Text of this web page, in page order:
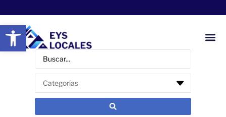
Abrir barra de herramientas